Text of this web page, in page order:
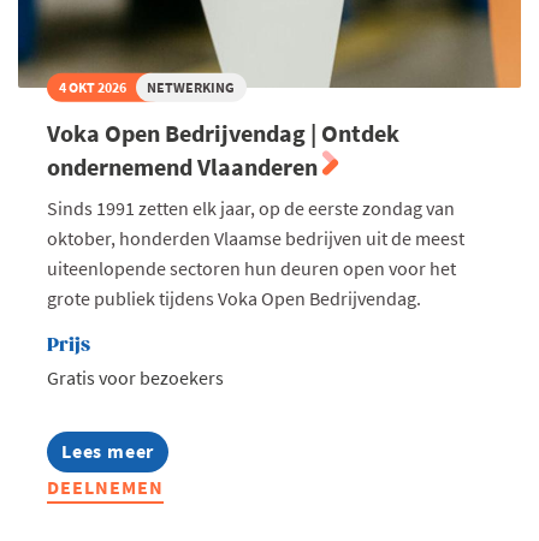
4 OKT 2026 NETWERKING
Voka Open Bedrijvendag | Ontdek
ondernemend Vlaanderen
Sinds 1991 zetten elk jaar, op de eerste zondag van
oktober, honderden Vlaamse bedrijven uit de meest
uiteenlopende sectoren hun deuren open voor het
grote publiek tijdens Voka Open Bedrijvendag.
Prijs
Gratis voor bezoekers
Lees meer
about
Voka
Open
DEELNEMEN